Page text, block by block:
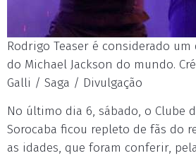
Rodrigo Teaser é considerado
do Michael Jackson do mundo.
Galli / Saga / Divulgação
No último dia 6, sábado, o Clube
Sorocaba ficou repleto de fãs do
as idades, que foram conferir,